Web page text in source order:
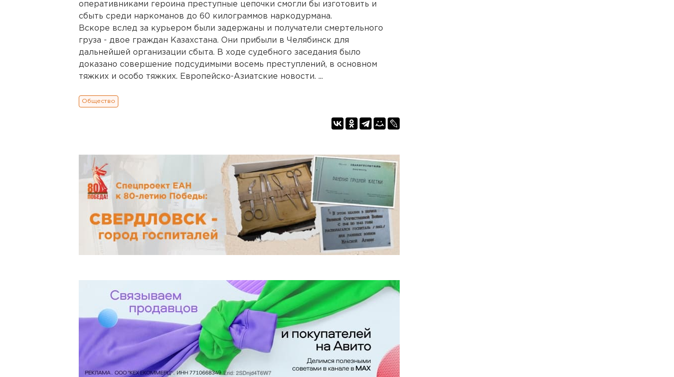
оперативниками героина преступные цепочки смогли бы изготовить и
сбыть среди наркоманов до 60 килограммов наркодурмана.
Вскоре вслед за курьером были задержаны и получатели смертельного
груза - двое граждан Казахстана. Они прибыли в Челябинск для
дальнейшей организации сбыта. В ходе судебного заседания было
доказано совершение подсудимыми восемь преступлений, в основном
тяжких и особо тяжких. Европейско-Азиатские новости. ...
Общество